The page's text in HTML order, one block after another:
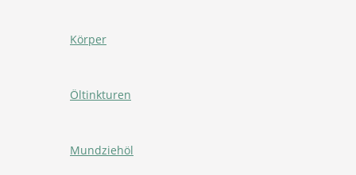
Körper
Öltinkturen
Mundziehöl